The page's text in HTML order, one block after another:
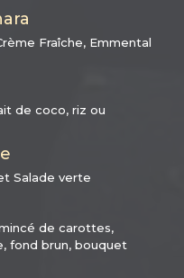
Fraîche, Emmental
de coco, riz ou
Salade verte
de carottes,
fond brun, bouquet